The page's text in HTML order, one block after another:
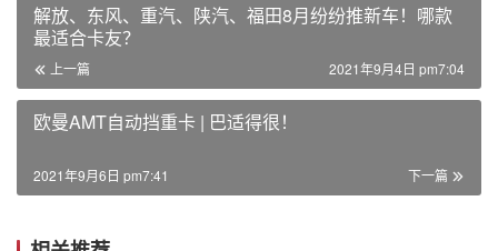
解放、东风、重汽、陕汽、福田8月纷纷推新车！哪款
最适合卡友？
上一篇 2021年9月4日 pm7:04
欧曼AMT自动挡重卡 | 巴适得很！
下一篇
2021年9月6日 pm7:41